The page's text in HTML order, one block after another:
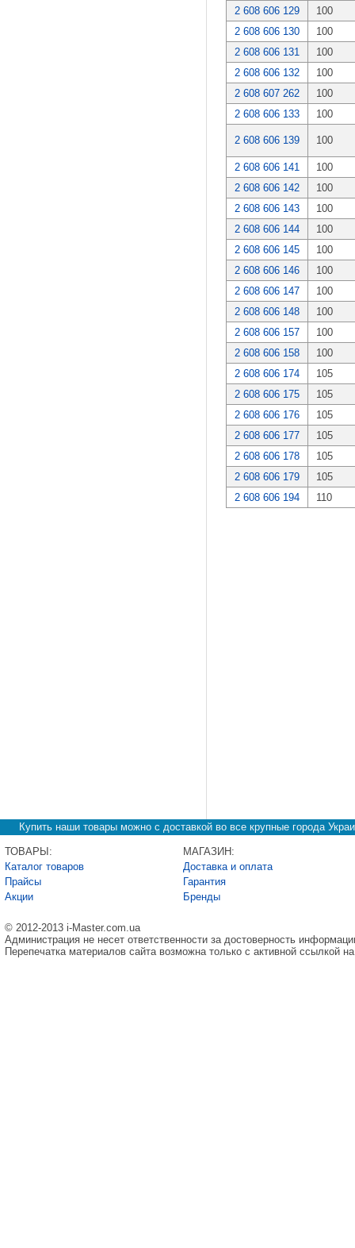
2 608 606 129
100
2 608 606 130
100
2 608 606 131
100
2 608 606 132
100
2 608 607 262
100
2 608 606 133
100
2 608 606 139 100
2 608 606 141
100
2 608 606 142
100
2 608 606 143
100
2 608 606 144
100
2 608 606 145
100
2 608 606 146
100
2 608 606 147
100
2 608 606 148
100
2 608 606 157
100
2 608 606 158
100
2 608 606 174
105
2 608 606 175
105
2 608 606 176
105
2 608 606 177
105
2 608 606 178
105
2 608 606 179
105
2 608 606 194
110
Купить наши товары можно с доставкой во все крупные города
ТОВАРЫ:
Каталог товаров
Прайсы
Акции
МАГАЗИН:
Доставка и оплата
Гарантия
Бренды
© 2012-2013 i-Master.com.ua
Администрация не несет ответственности за достоверность
Перепечатка материалов сайта возможна только с активной ссылкой